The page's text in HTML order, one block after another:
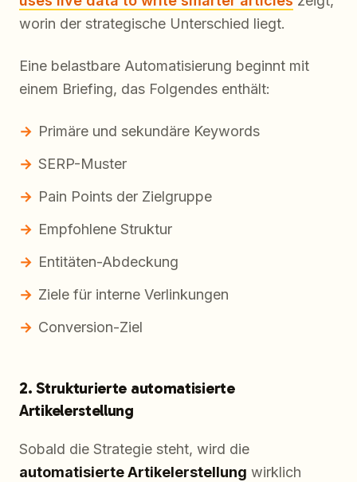
worin der strategische Unterschied liegt.
Eine belastbare Automatisierung beginnt mit
einem Briefing, das Folgendes enthält:
Primäre und sekundäre Keywords
SERP-Muster
Pain Points der Zielgruppe
Empfohlene Struktur
Entitäten-Abdeckung
Ziele für interne Verlinkungen
Conversion-Ziel
2. Strukturierte automatisierte
Artikelerstellung
Sobald die Strategie steht, wird die
automatisierte Artikelerstellung wirklich